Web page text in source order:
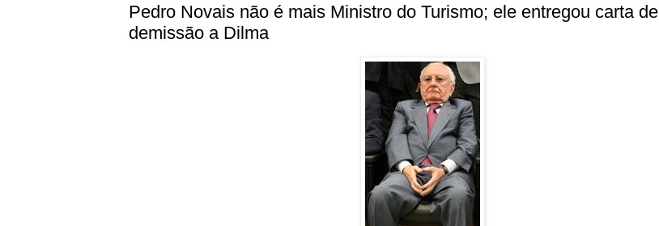
Pedro Novais não é mais Ministro do Turismo; ele entregou carta de
demissão a Dilma